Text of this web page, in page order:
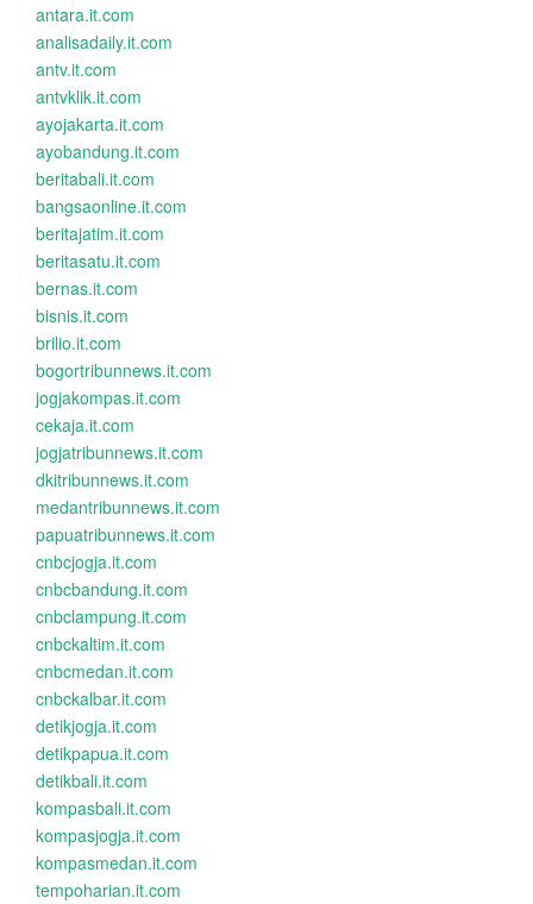
antara.it.com
analisadaily.it.com
antv.it.com
antvklik.it.com
ayojakarta.it.com
ayobandung.it.com
beritabali.it.com
bangsaonline.it.com
beritajatim.it.com
beritasatu.it.com
bernas.it.com
bisnis.it.com
brilio.it.com
bogortribunnews.it.com
jogjakompas.it.com
cekaja.it.com
jogjatribunnews.it.com
dkitribunnews.it.com
medantribunnews.it.com
papuatribunnews.it.com
cnbcjogja.it.com
cnbcbandung.it.com
cnbclampung.it.com
cnbckaltim.it.com
cnbcmedan.it.com
cnbckalbar.it.com
detikjogja.it.com
detikpapua.it.com
detikbali.it.com
kompasbali.it.com
kompasjogja.it.com
kompasmedan.it.com
tempoharian.it.com